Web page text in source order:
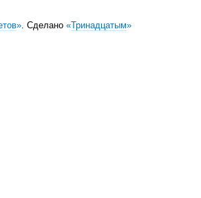
». Сделано «Тринадцатым»